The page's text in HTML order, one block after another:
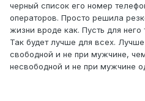
черный список его номер
операторов. Просто решила
жизни вроде как. Пусть для него
Так будет лучше для всех.
свободной и не при мужчине,
несвободной и не при мужчине